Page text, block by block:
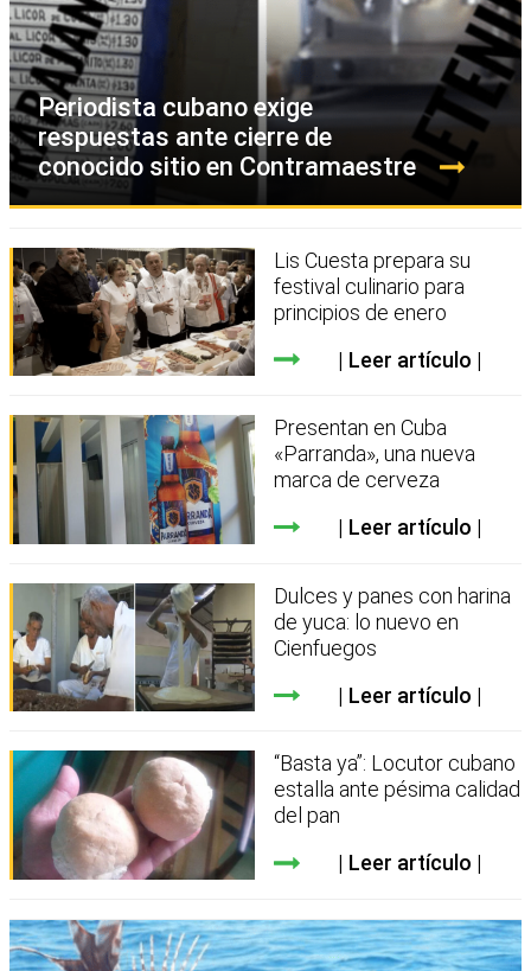
Periodista cubano exige
respuestas ante cierre de
conocido sitio en Contramaestre
Lis Cuesta prepara su
festival culinario para
principios de enero
Leer artículo
Presentan en Cuba
«Parranda», una nueva
marca de cerveza
Leer artículo
Dulces y panes con harina
de yuca: lo nuevo en
Cienfuegos
Leer artículo
“Basta ya”: Locutor cubano
estalla ante pésima calidad
del pan
Leer artículo